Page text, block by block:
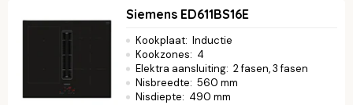
Siemens ED611BS16E
Kookplaat: Inductie
Kookzones: 4
Elektra aansluiting: 2 fasen, 3 fasen
Nisbreedte: 560 mm
Nisdiepte: 490 mm